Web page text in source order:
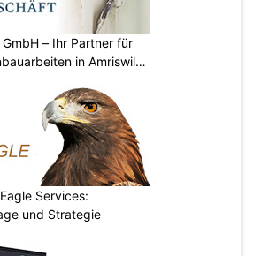
– Ihr Partner für
in Amriswil
Services:
und Strategie